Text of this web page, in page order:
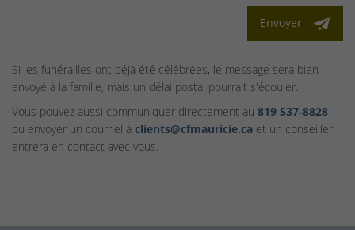
Envoyer
Si les funérailles ont déjà été célébrées, le message sera bien
envoyé à la famille, mais un délai postal pourrait s'écouler.
Vous pouvez aussi communiquer directement au 819 537‑8828
ou envoyer un courriel à clients@cfmauricie.ca et un conseiller
entrera en contact avec vous.